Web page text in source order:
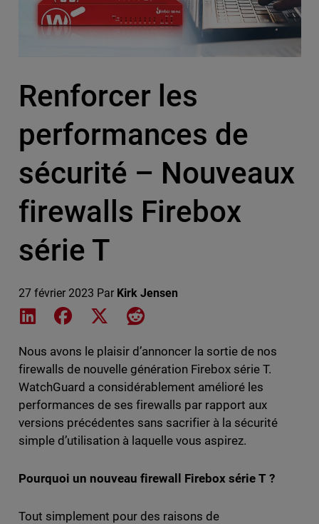
Renforcer les
performances de
sécurité – Nouveaux
firewalls Firebox
série T
27 février 2023 Par Kirk Jensen
Share on LinkedIn
Share on Facebook
Share on XShare on Reddit
Nous avons le plaisir d’annoncer la sortie de nos
firewalls de nouvelle génération Firebox série T.
WatchGuard a considérablement amélioré les
performances de ses firewalls par rapport aux
versions précédentes sans sacrifier à la sécurité
simple d’utilisation à laquelle vous aspirez.
Pourquoi un nouveau firewall Firebox série T ?
Tout simplement pour des raisons de